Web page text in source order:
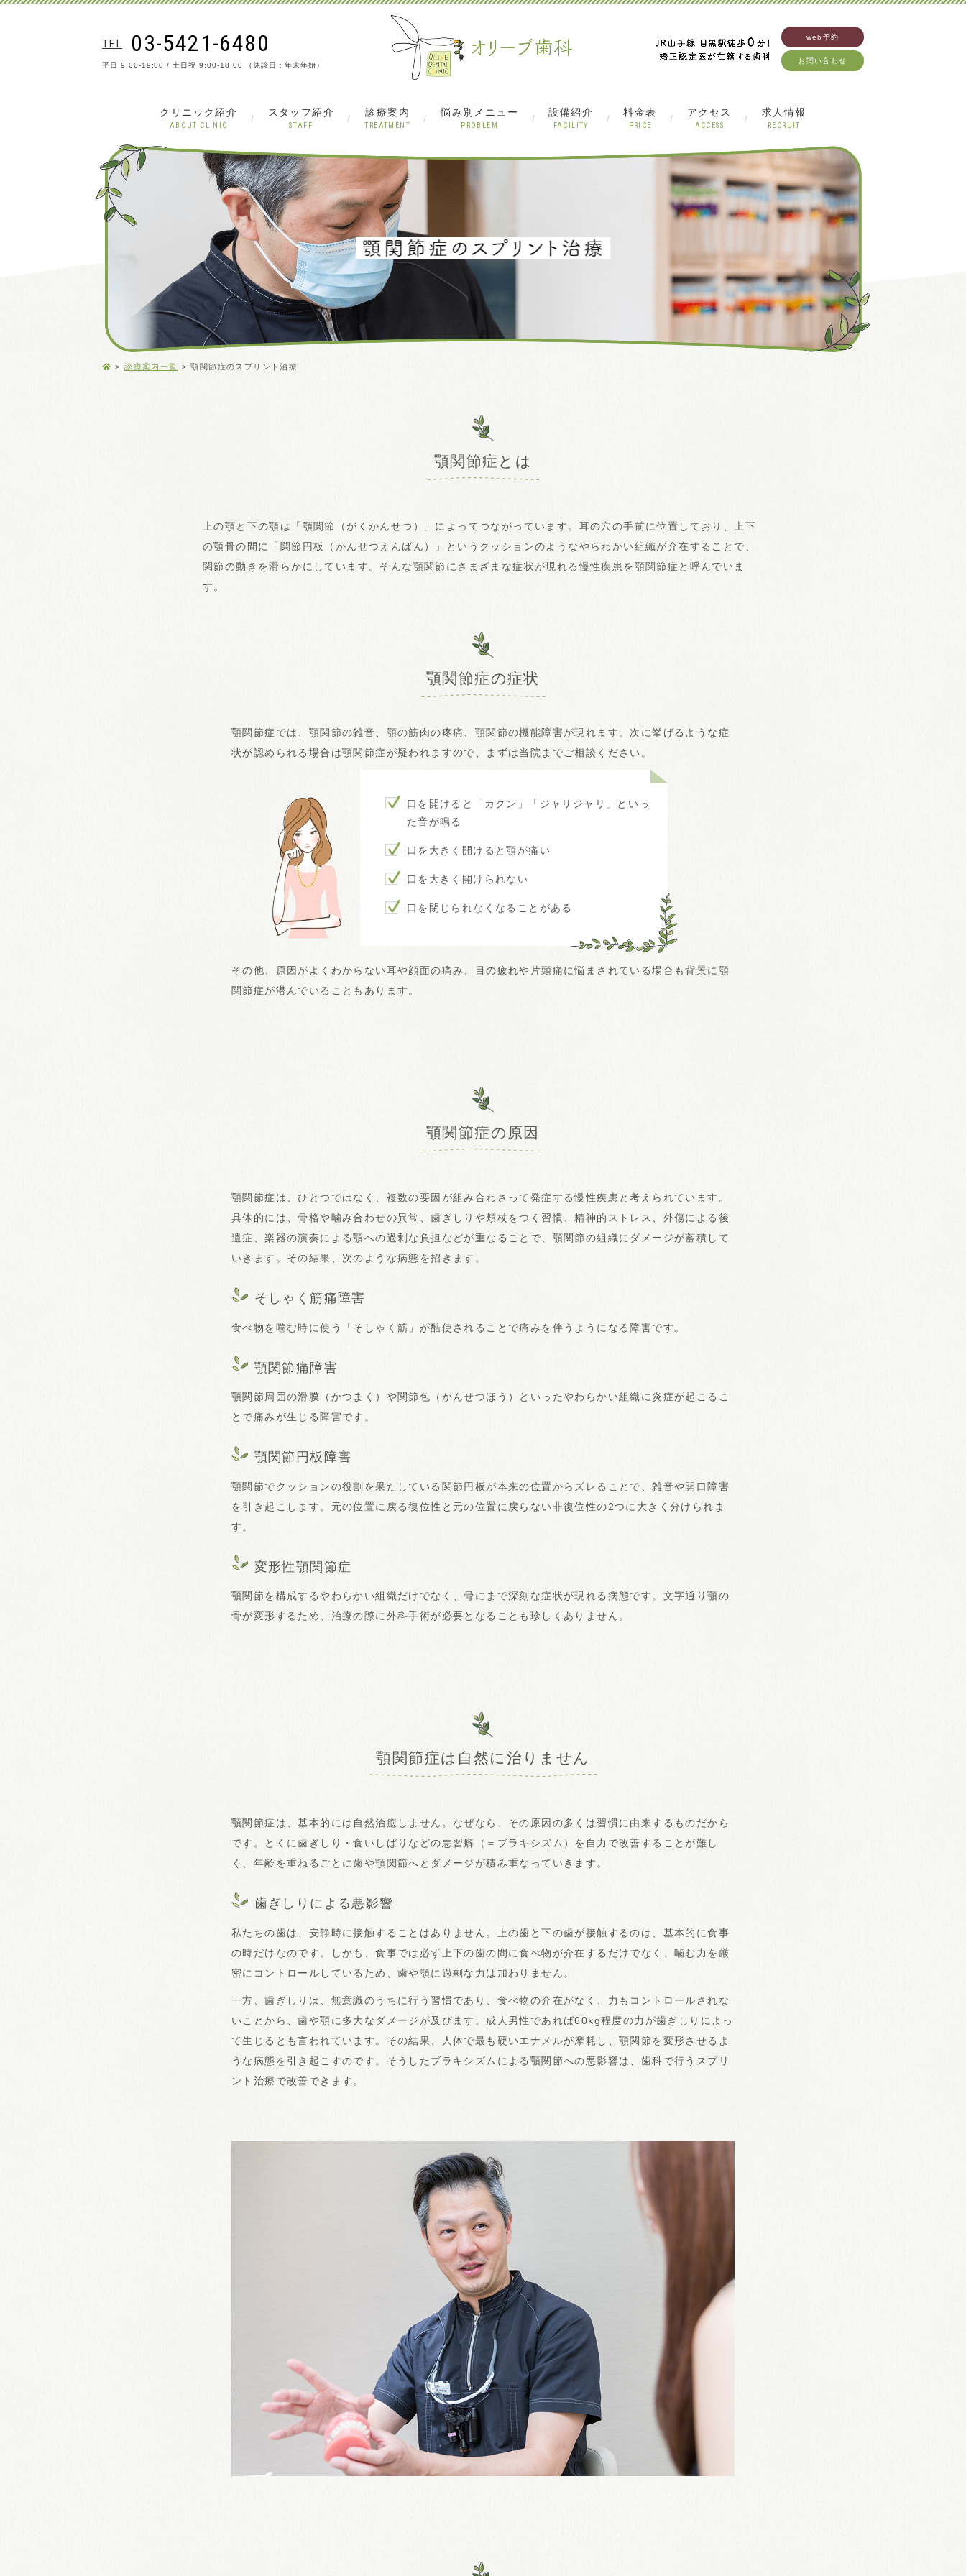
TEL 03-5421-6480
平日 9:00-19:00 / 土日祝 9:00-18:00 （休診日：年末年始）
web予約
お問い合わせ
クリニック紹介
ABOUT CLINIC
スタッフ紹介
STAFF
診療案内
TREATMENT
悩み別メニュー
PROBLEM
設備紹介
FACILITY
料金表
PRICE
アクセス
ACCESS
求人情報
RECRUIT
診療案内一覧 顎関節症のスプリント治療
顎関節症とは
上の顎と下の顎は「顎関節（がくかんせつ）」によってつながっています。耳の穴の手前に位置しており、上下
の顎骨の間に「関節円板（かんせつえんばん）」というクッションのようなやらわかい組織が介在することで、
関節の動きを滑らかにしています。そんな顎関節にさまざまな症状が現れる慢性疾患を顎関節症と呼んでいま
す。
顎関節症の症状
顎関節症では、顎関節の雑音、顎の筋肉の疼痛、顎関節の機能障害が現れます。次に挙げるような症
状が認められる場合は顎関節症が疑われますので、まずは当院までご相談ください。
口を開けると「カクン」「ジャリジャリ」といっ
た音が鳴る
口を大きく開けると顎が痛い
口を大きく開けられない
口を閉じられなくなることがある
その他、原因がよくわからない耳や顔面の痛み、目の疲れや片頭痛に悩まされている場合も背景に顎
関節症が潜んでいることもあります。
顎関節症の原因
顎関節症は、ひとつではなく、複数の要因が組み合わさって発症する慢性疾患と考えられています。
具体的には、骨格や噛み合わせの異常、歯ぎしりや頬杖をつく習慣、精神的ストレス、外傷による後
遺症、楽器の演奏による顎への過剰な負担などが重なることで、顎関節の組織にダメージが蓄積して
いきます。その結果、次のような病態を招きます。
そしゃく筋痛障害
食べ物を噛む時に使う「そしゃく筋」が酷使されることで痛みを伴うようになる障害です。
顎関節痛障害
顎関節周囲の滑膜（かつまく）や関節包（かんせつほう）といったやわらかい組織に炎症が起こるこ
とで痛みが生じる障害です。
顎関節円板障害
顎関節でクッションの役割を果たしている関節円板が本来の位置からズレることで、雑音や開口障害
を引き起こします。元の位置に戻る復位性と元の位置に戻らない非復位性の2つに大きく分けられま
す。
変形性顎関節症
顎関節を構成するやわらかい組織だけでなく、骨にまで深刻な症状が現れる病態です。文字通り顎の
骨が変形するため、治療の際に外科手術が必要となることも珍しくありません。
顎関節症は自然に治りません
顎関節症は、基本的には自然治癒しません。なぜなら、その原因の多くは習慣に由来するものだから
です。とくに歯ぎしり・食いしばりなどの悪習癖（＝ブラキシズム）を自力で改善することが難し
く、年齢を重ねるごとに歯や顎関節へとダメージが積み重なっていきます。
歯ぎしりによる悪影響
私たちの歯は、安静時に接触することはありません。上の歯と下の歯が接触するのは、基本的に食事
の時だけなのです。しかも、食事では必ず上下の歯の間に食べ物が介在するだけでなく、噛む力を厳
密にコントロールしているため、歯や顎に過剰な力は加わりません。
一方、歯ぎしりは、無意識のうちに行う習慣であり、食べ物の介在がなく、力もコントロールされな
いことから、歯や顎に多大なダメージが及びます。成人男性であれば60kg程度の力が歯ぎしりによっ
て生じるとも言われています。その結果、人体で最も硬いエナメルが摩耗し、顎関節を変形させるよ
うな病態を引き起こすのです。そうしたブラキシズムによる顎関節への悪影響は、歯科で行うスプリ
ント治療で改善できます。